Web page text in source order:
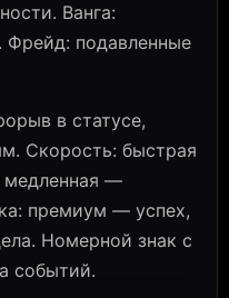
Ванга:
Фрейд: подавленные
в статусе,
Скорость: быстрая
—
премиум — успех,
Номерной знак с
событий.